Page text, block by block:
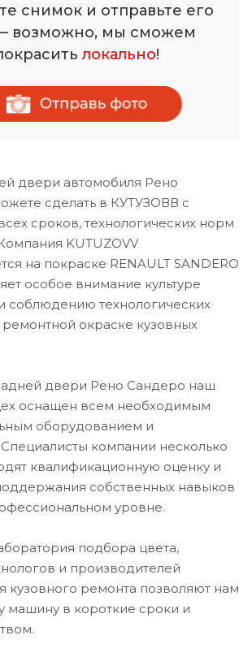
снимок и отправьте его
возможно, мы сможем
локально!
двери автомобиля Рено
сделать в КУТУЗОВВ с
сроков, технологических норм
KUTUZOVV
на покраске RENAULT SANDERO
особое внимание культуре
соблюдению технологических
окраске кузовных
двери Рено Сандеро наш
оснащен всем необходимым
оборудованием и
компании несколько
квалификационную оценку и
собственных навыков
уровне.
подбора цвета,
и производителей
кузовного ремонта позволяют нам
машину в короткие сроки и